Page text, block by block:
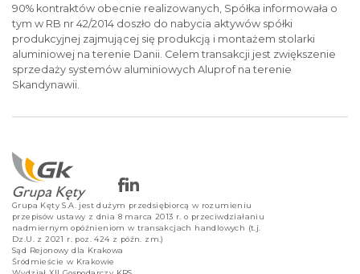
90% kontraktów obecnie realizowanych, Spółka informowała o
tym w RB nr 42/2014 doszło do nabycia aktywów spółki
produkcyjnej zajmującej się produkcją i montażem stolarki
aluminiowej na terenie Danii. Celem transakcji jest zwiększenie
sprzedaży systemów aluminiowych Aluprof na terenie
Skandynawii.
Grupa Kęty S.A. jest dużym przedsiębiorcą w rozumieniu
przepisów ustawy z dnia 8 marca 2013 r. o przeciwdziałaniu
nadmiernym opóźnieniom w transakcjach handlowych (t.j.
Dz.U. z 2021 r. poz. 424 z późn. zm.)
Sąd Rejonowy dla Krakowa
Śródmieście w Krakowie